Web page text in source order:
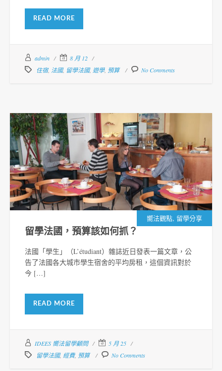
READ MORE
admin
8 月 12
住宿, 法國, 留學法國, 遊學, 預算 No Comments
嚮法觀點, 留學分享
留學法國，預算該如何抓？
法國「學生」（L’étudiant）雜誌近日發表一篇文章，公
告了法國各大城市學生宿舍的平均房租，這個資訊對於
今 […]
READ MORE
IDEES 嚮法留學顧問
5 月 25
留學法國, 經費, 預算 No Comments